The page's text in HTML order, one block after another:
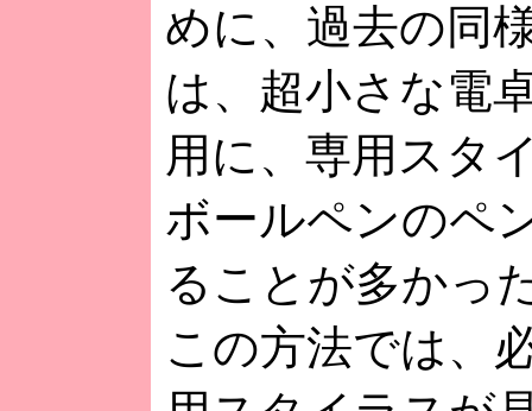
めに、過去の同
は、超小さな電
用に、専用スタ
ボールペンのペ
ることが多かっ
この方法では、